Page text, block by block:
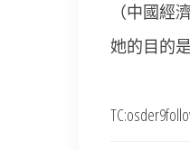
（中國經
她的目的